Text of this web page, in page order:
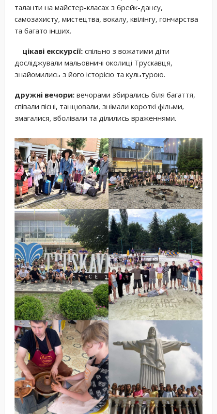
таланти на майстер-класах з брейк-дансу,
самозахисту, мистецтва, вокалу, квілінгу, гончарства
та багато інших.
цікаві екскурсії: спільно з вожатими діти
досліджували мальовничі околиці Трускавця,
знайомились з його історією та культурою.
дружні вечори: вечорами збирались біля багаття,
співали пісні, танцювали, знімали короткі фільми,
змагалися, вболівали та ділились враженнями.